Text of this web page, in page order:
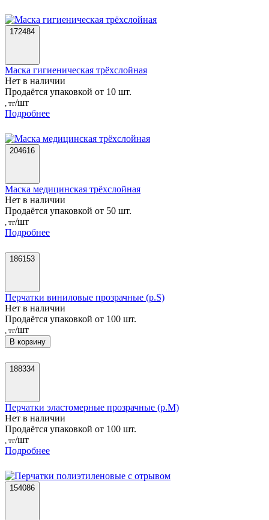
172484
Маска гигиеническая трёхслойная
Нет в наличии
Продаётся упаковкой от 10 шт.
, тг/шт
Подробнее
204616
Маска медицинская трёхслойная
Нет в наличии
Продаётся упаковкой от 50 шт.
, тг/шт
Подробнее
186153
Перчатки виниловые прозрачные (р.S)
Нет в наличии
Продаётся упаковкой от 100 шт.
, тг/шт
В корзину
188334
Перчатки эластомерные прозрачные (р.M)
Нет в наличии
Продаётся упаковкой от 100 шт.
, тг/шт
Подробнее
154086